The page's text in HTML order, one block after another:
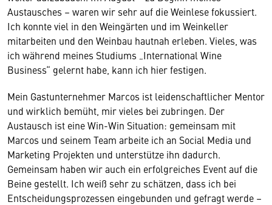
Austausches – waren wir sehr auf die Weinlese fokussiert.
Ich konnte viel in den Weingärten und im Weinkeller
mitarbeiten und den Weinbau hautnah erleben. Vieles, was
ich während meines Studiums „International Wine
Business“ gelernt habe, kann ich hier festigen.
Mein Gastunternehmer Marcos ist leidenschaftlicher Mentor
und wirklich bemüht, mir vieles bei zubringen. Der
Austausch ist eine Win-Win Situation: gemeinsam mit
Marcos und seinem Team arbeite ich an Social Media und
Marketing Projekten und unterstütze ihn dadurch.
Gemeinsam haben wir auch ein erfolgreiches Event auf die
Beine gestellt. Ich weiß sehr zu schätzen, dass ich bei
Entscheidungsprozessen eingebunden und gefragt werde –